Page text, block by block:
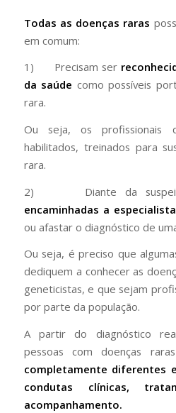
Todas as doenças raras
em comum:
1) Precisam ser
da saúde como possíveis
rara.
Ou seja, os profissionais
habilitados, treinados para
rara.
2) Diante da suspeita,
encaminhadas a
ou afastar o diagnóstico de
Ou seja, é preciso que
dediquem a conhecer as
geneticistas, e que sejam
por parte da população.
A partir do diagnóstico
pessoas com doenças
completamente diferentes
condutas clínicas,
acompanhamento.